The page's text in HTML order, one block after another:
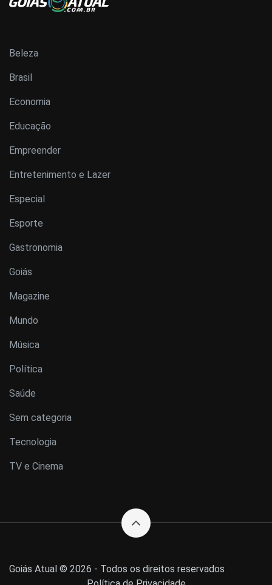
Beleza
Brasil
Economia
Educação
Empreender
Entretenimento e Lazer
Especial
Esporte
Gastronomia
Goiás
Magazine
Mundo
Música
Política
Saúde
Sem categoria
Tecnologia
TV e Cinema
Goiás Atual © 2026 - Todos os direitos reservados